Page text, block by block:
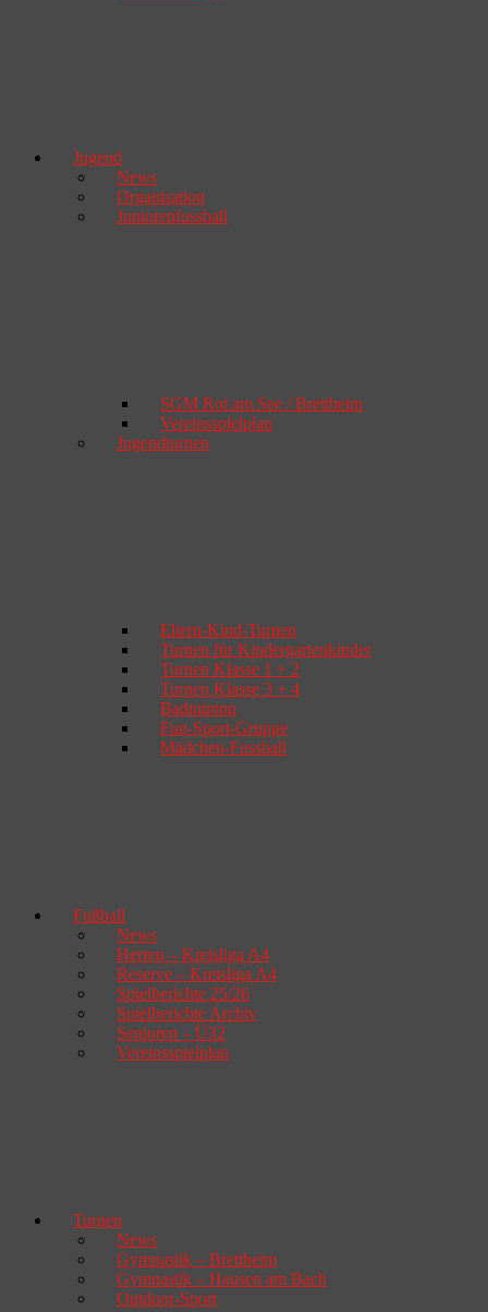
Jugend
News
Organisation
Juniorenfussball
SGM Rot am See / Brettheim
Vereinsspielplan
Jugendturnen
Eltern-Kind-Turnen
Turnen für Kindergartenkinder
Turnen Klasse 1 + 2
Turnen Klasse 3 + 4
Badminton
Fun-Sport-Gruppe
Mädchen-Fussball
Fußball
News
Herren – Kreisliga A4
Reserve – Kreisliga A4
Spielberichte 25/26
Spielberichte Archiv
Senioren – Ü32
Vereinsspielplan
Turnen
News
Gymnastik – Brettheim
Gymnastik – Hausen am Bach
Outdoor-Sport